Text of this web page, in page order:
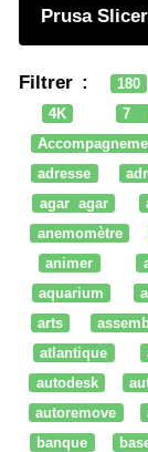
Prusa Slicer
Filtrer : 180
4K
7
adresse
agar agar
anemomètre
animer
aquarium
arts
atlantique
autodesk
autoremove
banque